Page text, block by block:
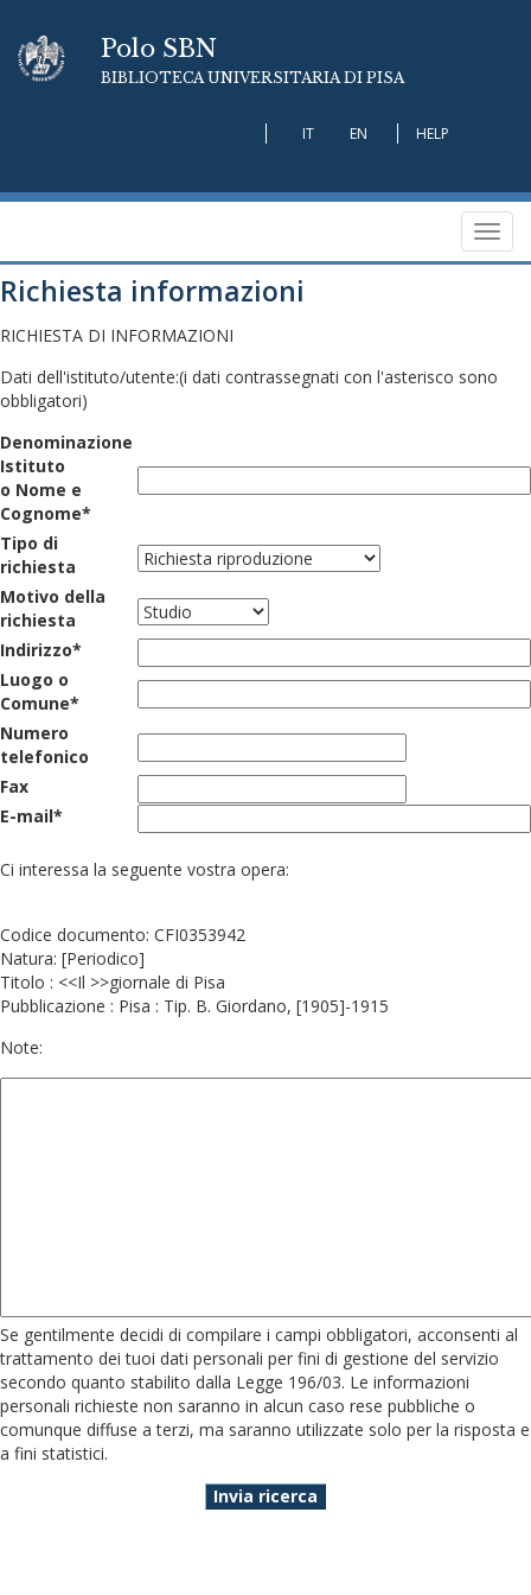
Polo SBN
BIBLIOTECA UNIVERSITARIA DI PISA
IT EN HELP
Richiesta informazioni
RICHIESTA DI INFORMAZIONI
Dati dell'istituto/utente:(i dati contrassegnati con l'asterisco sono
obbligatori)
Denominazione
Istituto
o Nome e
Cognome*
Tipo di
richiesta
Motivo della
richiesta
Indirizzo*
Luogo o
Comune*
Numero
telefonico
Fax
E-mail*
Ci interessa la seguente vostra opera:
Codice documento: CFI0353942
Natura: [Periodico]
Titolo : <<Il >>giornale di Pisa
Pubblicazione : Pisa : Tip. B. Giordano, [1905]-1915
Note:
Se gentilmente decidi di compilare i campi obbligatori, acconsenti al
trattamento dei tuoi dati personali per fini di gestione del servizio
secondo quanto stabilito dalla Legge 196/03. Le informazioni
personali richieste non saranno in alcun caso rese pubbliche o
comunque diffuse a terzi, ma saranno utilizzate solo per la risposta e
a fini statistici.